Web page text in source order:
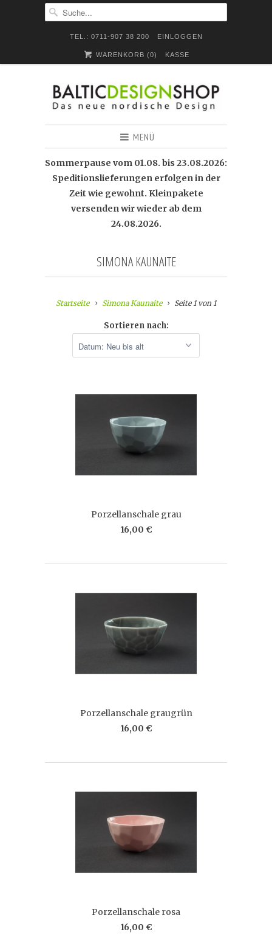
TEL.: 0711-907 38 200 EINLOGGEN
WARENKORB (0) KASSE
MENÜ
Sommerpause vom 01.08. bis 23.08.2026:
Speditionslieferungen erfolgen in der
Zeit wie gewohnt. Kleinpakete
versenden wir wieder ab dem
24.08.2026.
SIMONA KAUNAITE
Startseite Simona Kaunaite Seite 1 von 1
Sortieren nach:
Porzellanschale grau
16,00 €
Porzellanschale graugrün
16,00 €
Porzellanschale rosa
16,00 €